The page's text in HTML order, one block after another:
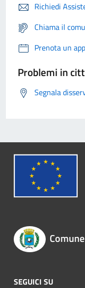
Richiedi
Chiama il
Prenota un
Problemi in
Segnala
SEGUICI SU